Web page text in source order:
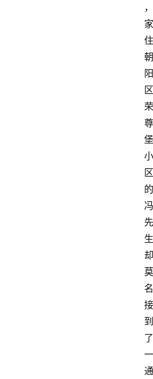
，
家
住
朝
阳
区
荣
尊
堡
小
区
的
冯
先
生
却
莫
名
接
到
了
一
通